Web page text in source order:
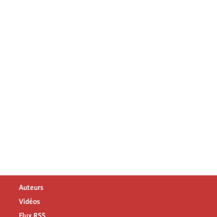
Auteurs
Vidéos